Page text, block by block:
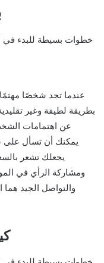
عندما تجد شخصًا
بطريقة لطيفة وغير
عن اهتمامات
يمكنك أن تسأل على
يجعلك تشعر
ومشاركة الرأي في
والتواصل الجيد هما